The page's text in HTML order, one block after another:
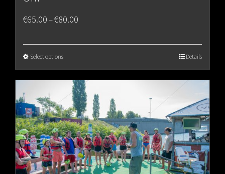
€65.00–€80.00
€80.00
Select options Details